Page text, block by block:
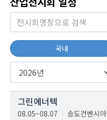
국내
그린에너텍
08.05~08.07 송도컨벤시아